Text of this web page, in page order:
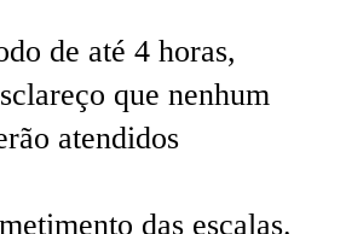
de até 4 horas,
que nenhum
atendidos
das escalas.